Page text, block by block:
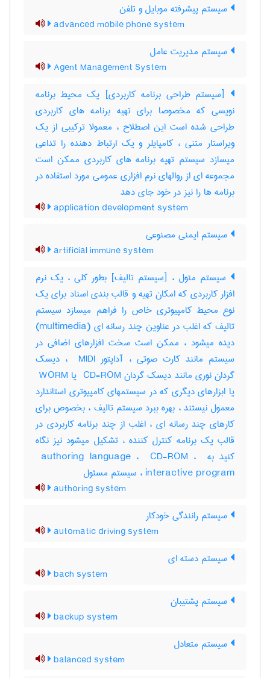
سیستم پیشرفته موبایل و تلفن
advanced mobile phone system
سیستم مدیریت عامل
Agent Management System
[سیستم طراحی برنامه کاربردی] یک محیط برنامه
نویسی که مخصوصا برای تهیه برنامه های کاربردی
طراحی شده است این اصطلاح ، معمولا ترکیبی از یک
ویراستار متنی ، کامپایلر و یک ارتباط دهنده را تداعی
میسازد سیستم تهیه برنامه های کاربردی ممکن است
مجموعه ای از روالهای نرم افزاری عمومی مورد استفاده در
برنامه ها را نیز در خود جای دهد
application development system
سیستم ایمنی مصنوعی
artificial immune system
سیستم مئول ، [سیستم تالیف] بطور کلی ، یک نرم
افزار کاربردی که امکان تهیه و قالب بندی اسناد برای یک
نوع محیط کامپیوتری خاص را فراهم میسازد سیستم
تالیف که اغلب در عناوین چند رسانه ای (‎multimedia)
دیده میشود ، ممکن است سخت افزارهای اضافی در
سیستم مانند کارت صوتی ، آداپتور ‎ MIDI ، دیسک
گردان نوری مانند دیسک گردان ‎ CD-ROM یا ‎ WORM
یا ابزارهای دیگری که در سیستمهای کامپیوتری استاندارد
معمول نیستند ، بهره ببرد سیستم تالیف ، بخصوص برای
کارهای چند رسانه ای ، اغلب از چند برنامه کاربردی در
قالب یک برنامه کنترل کننده ، تشکیل میشود نیز نگاه
کنید به ‎ authoring language ، ‎ CD-ROM ، ‎
interactive program ، سیستم مسئول
authoring system
سیستم رانندگی خودکار
automatic driving system
سیستم دسته ای
bach system
سیستم پشتیبان
backup system
سیستم متعادل
balanced system